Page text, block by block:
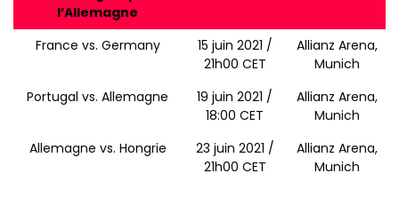
l’Allemagne
France vs. Germany
15 juin 2021 /
21h00 CET
Allianz Arena,
Munich
Portugal vs. Allemagne
19 juin 2021 /
18:00 CET
Allianz Arena,
Munich
Allemagne vs. Hongrie
23 juin 2021 /
21h00 CET
Allianz Arena,
Munich